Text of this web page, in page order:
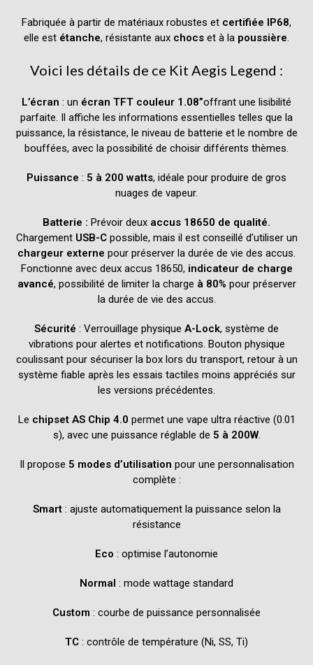
Fabriquée à partir de matériaux robustes et certifiée IP68,
elle est étanche, résistante aux chocs et à la poussière
Voici les détails de ce Kit Aegis Legend :
L’écran : un écran TFT couleur 1.08”offrant une lisibilité
parfaite. Il affiche les informations essentielles telles que la
puissance, la résistance, le niveau de batterie et le nombre de
bouffées, avec la possibilité de choisir différents thèmes.
Puissance : 5 à 200 watts, idéale pour produire de gros
nuages de vapeur.
Batterie : Prévoir deux accus 18650 de qualité.
Chargement USB-Cpossible, mais il est conseillé d’utiliser un
chargeur externe pour préserver la durée de vie des accus.
Fonctionne avec deux accus 18650, indicateur de charge
avancé, possibilité de limiter la charge à 80% pour préserver
la durée de vie des accus.
Sécurité : Verrouillage physique A-Lock, système de
vibrations pour alertes et notifications . Bouton physique
coulissant pour sécuriser la box lors du transport, retour à un
système fiable après les essais tactiles moins appréciés sur
les versions précédentes.
Le chipset AS Chip 4.0 permet une vape ultra réactive (0.01
s), avec une puissance réglable de 5 à 200W.
Il propose 5 modes d’utilisation pour une personnalisation
complète :
Smart: ajuste automatiquement la puissance selon la
résistance
Eco : optimise l’autonomie
Normal : mode wattage standard
Custom : courbe de puissance personnalisée
TC : contrôle de température (Ni, SS, Ti)